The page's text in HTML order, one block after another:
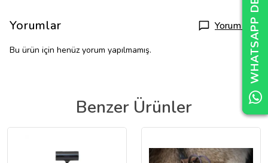
Yorumlar Yorum Yap
Bu ürün için henüz yorum yapılmamış.
Benzer Ürünler
WHATSAPP DESTEK
WHATSAPP DESTEK
WHATSAPP DESTEK